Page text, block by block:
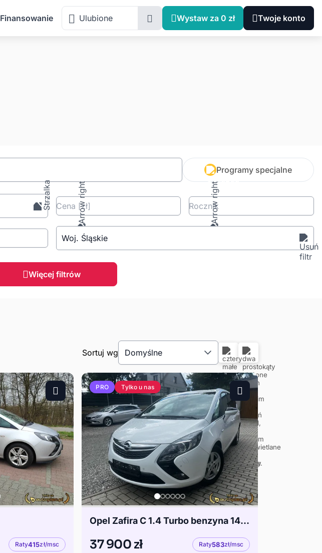
Finansowanie Ulubione Wystaw za 0 zł Twoje konto
Programy specjalne
Cena [zł] Rocznik
Woj. Śląskie
Więcej filtrów
Sortuj wg Domyślne
Raty415zł/msc
PRO Tylko u nas
Opel Zafira C 1.4 Turbo benzyna 140km
37 900 zł Raty583zł/msc